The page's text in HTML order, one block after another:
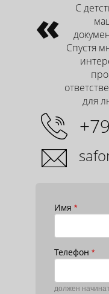
«
С
Спустя
для
Имя *
Телефон *
должен